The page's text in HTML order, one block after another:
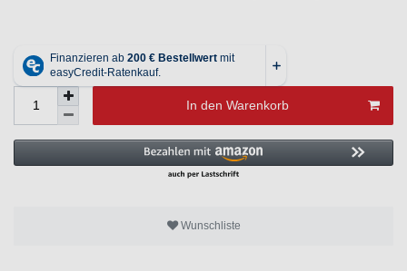
In den Warenkorb
Wunschliste